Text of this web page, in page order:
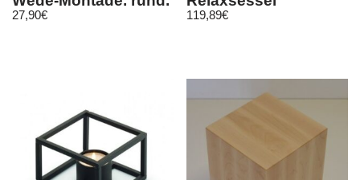
schwarz matt
27,90€ 119,89€